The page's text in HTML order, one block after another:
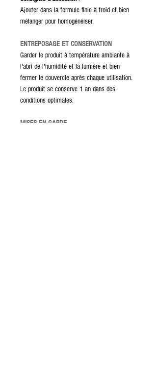
Ajouter dans la formule finie à froid et bien
mélanger pour homogénéiser.
ENTREPOSAGE ET CONSERVATION
Garder le produit à température ambiante à
l'abri de l'humidité et la lumière et bien
fermer le couvercle après chaque utilisation.
Le produit se conserve 1 an dans des
conditions optimales.
MISES EN GARDE